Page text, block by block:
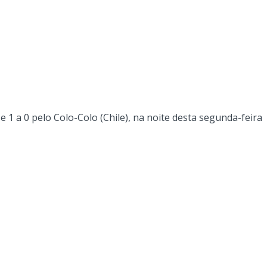
1 a 0 pelo Colo-Colo (Chile), na noite desta segunda-feira